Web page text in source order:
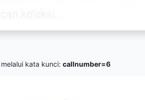
kata kunci: callnumber=6